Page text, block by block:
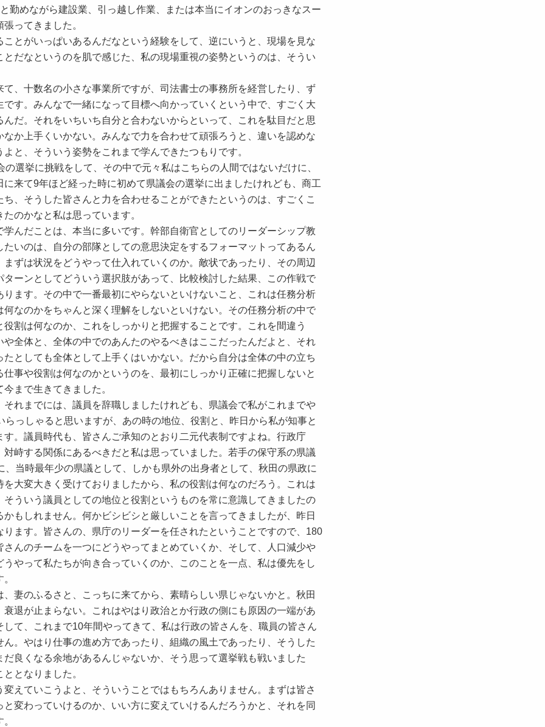
勤めながら建設業、引っ越し作業、または本当にイオンのおっきなスー
ってきました。
とがいっぱいあるんだなという経験をして、逆にいうと、現場を見な
だなというのを肌で感じた、私の現場重視の姿勢というのは、そうい
、十数名の小さな事業所ですが、司法書士の事務所を経営したり、ず
す。みんなで一緒になって目標へ向かっていくという中で、すごく大
だ。それをいちいち自分と合わないからといって、これを駄目だと思
か上手くいかない。みんなで力を合わせて頑張ろうと、違いを認めな
と、そういう姿勢をこれまで学んできたつもりです。
選挙に挑戦をして、その中で元々私はこちらの人間ではないだけに、
来て9年ほど経った時に初めて県議会の選挙に出ましたけれども、商工
、そうした皆さんと力を合わせることができたというのは、すごくこ
のかなと私は思っています。
んだことは、本当に多いです。幹部自衛官としてのリーダーシップ教
いのは、自分の部隊としての意思決定をするフォーマットってあるん
ずは状況をどうやって仕入れていくのか。敵状であったり、その周辺
ーンとしてどういう選択肢があって、比較検討した結果、この作戦で
ます。その中で一番最初にやらないといけないこと、これは任務分析
なのかをちゃんと深く理解をしないといけない。その任務分析の中で
割は何なのか、これをしっかりと把握することです。これを間違う
全体と、全体の中でのあんたのやるべきはここだったんだよと、それ
としても全体として上手くはいかない。だから自分は全体の中の立ち
事や役割は何なのかというのを、最初にしっかり正確に把握しないと
まで生きてきました。
れまでには、議員を辞職しましたけれども、県議会で私がこれまでや
っしゃると思いますが、あの時の地位、役割と、昨日から私が知事と
。議員時代も、皆さんご承知のとおり二元代表制ですよね。行政庁
峙する関係にあるべきだと私は思っていました。若手の保守系の県議
当時最年少の県議として、しかも県外の出身者として、秋田の県政に
大変大きく受けておりましたから、私の役割は何なのだろう。これは
ういう議員としての地位と役割というものを常に意識してきましたの
もしれません。何かビシビシと厳しいことを言ってきましたが、昨日
ます。皆さんの、県庁のリーダーを任されたということですので、180
んのチームを一つにどうやってまとめていくか、そして、人口減少や
やって私たちが向き合っていくのか、このことを一点、私は優先をし
妻のふるさと、こっちに来てから、素晴らしい県じゃないかと。秋田
退が止まらない。これはやはり政治とか行政の側にも原因の一端があ
て、これまで10年間やってきて、私は行政の皆さんを、職員の皆さん
。やはり仕事の進め方であったり、組織の風土であったり、そうした
良くなる余地があるんじゃないか、そう思って選挙戦も戦いました
となりました。
えていこうよと、そういうことではもちろんありません。まずは皆さ
変わっていけるのか、いい方に変えていけるんだろうかと、それを同